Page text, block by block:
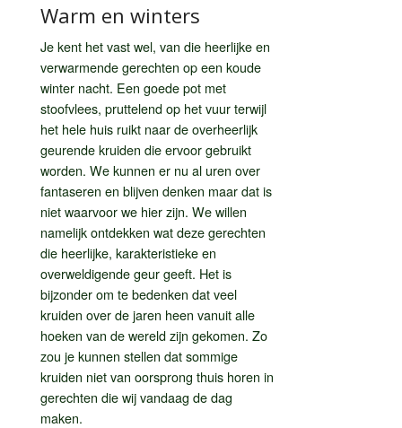
Warm en winters
Je kent het vast wel, van die heerlijke en
verwarmende gerechten op een koude
winter nacht. Een goede pot met
stoofvlees, pruttelend op het vuur terwijl
het hele huis ruikt naar de overheerlijk
geurende kruiden die ervoor gebruikt
worden. We kunnen er nu al uren over
fantaseren en blijven denken maar dat is
niet waarvoor we hier zijn. We willen
namelijk ontdekken wat deze gerechten
die heerlijke, karakteristieke en
overweldigende geur geeft. Het is
bijzonder om te bedenken dat veel
kruiden over de jaren heen vanuit alle
hoeken van de wereld zijn gekomen. Zo
zou je kunnen stellen dat sommige
kruiden niet van oorsprong thuis horen in
gerechten die wij vandaag de dag
maken.